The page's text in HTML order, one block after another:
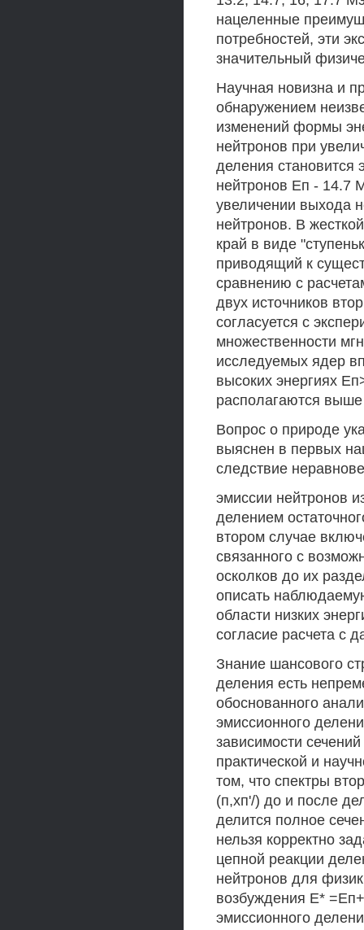
нацеленные
потребностей, эти
значительный
Научная новизна и
обнаружением
изменений формы
нейтронов при
деления
нейтронов Еп - 14.7
увеличении выхода
нейтронов. В
край в виде
приводящий к
сравнению с
двух источников
согласуется с
множественности
исследуемых ядер
высоких энергиях
располагаются выше
Вопрос о природе
выяснен в первых
следствие
эмиссии нейтронов
делением
втором случае
связанного с
осколков до их
описать
области низких
согласие расчета с
Знание шансового
деления есть
обоснованного
эмиссионного
зависимости
практической и
том, что спектры
(п,хп'/) до и после
делится полное
нельзя корректно
цепной реакции
нейтронов для
возбуждения Е*
эмиссионного